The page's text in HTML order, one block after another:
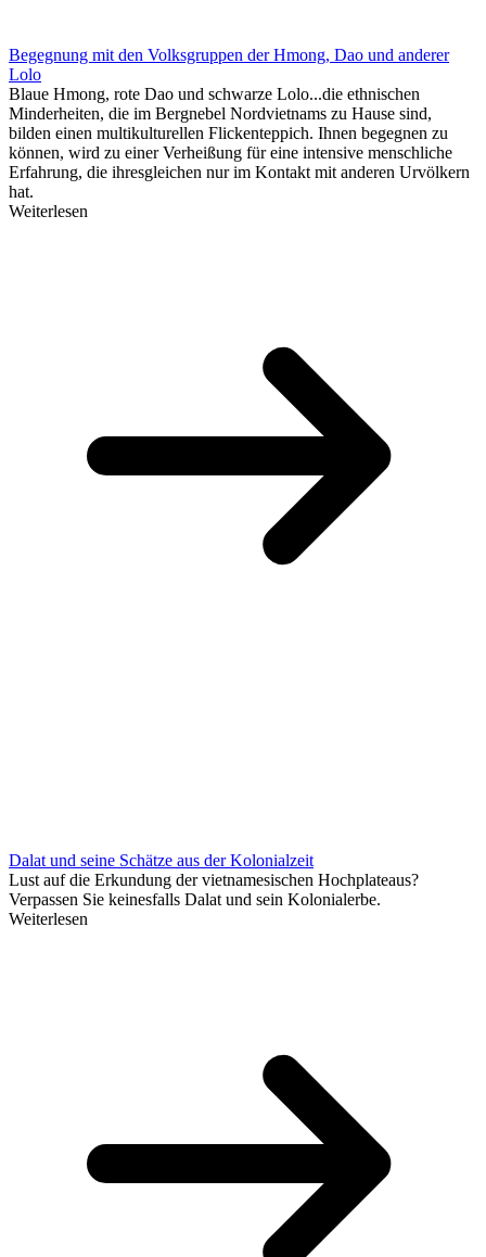
Begegnung mit den Volksgruppen der Hmong, Dao und anderer
Lolo
Blaue Hmong, rote Dao und schwarze Lolo...die ethnischen
Minderheiten, die im Bergnebel Nordvietnams zu Hause sind,
bilden einen multikulturellen Flickenteppich. Ihnen begegnen zu
können, wird zu einer Verheißung für eine intensive menschliche
Erfahrung, die ihresgleichen nur im Kontakt mit anderen Urvölkern
hat.
Weiterlesen
Dalat und seine Schätze aus der Kolonialzeit
Lust auf die Erkundung der vietnamesischen Hochplateaus?
Verpassen Sie keinesfalls Dalat und sein Kolonialerbe.
Weiterlesen